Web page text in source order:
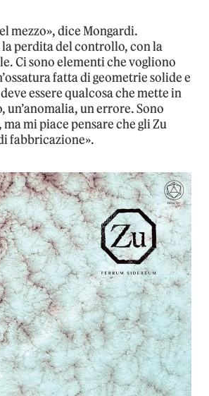
mezzo», dice Mongardi.
perdita del controllo, con la
Ci sono elementi che vogliono
fatta di geometrie solide e
essere qualcosa che mette in
un’anomalia, un errore. Sono
mi piace pensare che gli Zu
fabbricazione».